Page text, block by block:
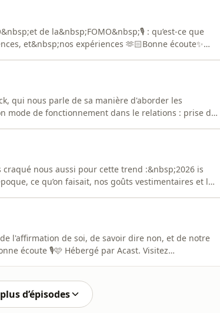
de la&nbsp;FOMO&nbsp;🎙️ : qu’est-ce que
et&nbsp;nos expériences 🫶🏻Bonne écoute✨
qui nous parle de sa manière d'aborder les
mode de fonctionnement dans le relations : prise de
nous aussi pour cette trend :&nbsp;2026 is
ce qu’on faisait, nos goûts vestimentaires et les
écoute 🎙️🩷 Hébergé par Acast. Visitez
d’épisodes